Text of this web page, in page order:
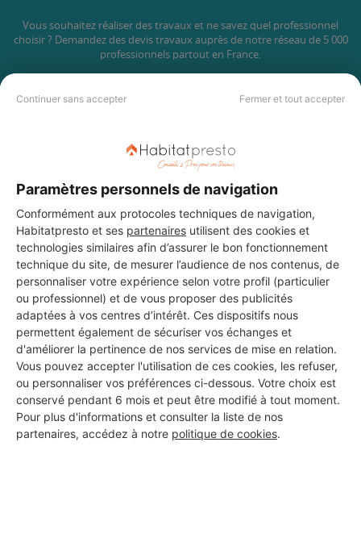
Continuer sans accepter Fermer et tout accepter
Paramètres personnels de navigation
Conformément aux protocoles techniques de navigation,
Habitatpresto et ses partenaires utilisent des cookies et
technologies similaires afin d’assurer le bon fonctionnement
technique du site, de mesurer l’audience de nos contenus, de
personnaliser votre expérience selon votre profil (particulier
ou professionnel) et de vous proposer des publicités
adaptées à vos centres d’intérêt. Ces dispositifs nous
permettent également de sécuriser vos échanges et
d'améliorer la pertinence de nos services de mise en relation.
Vous pouvez accepter l'utilisation de ces cookies, les refuser,
ou personnaliser vos préférences ci-dessous. Votre choix est
conservé pendant 6 mois et peut être modifié à tout moment.
Pour plus d'informations et consulter la liste de nos
partenaires, accédez à notre politique de cookies.
Vous souhaitez réaliser des travaux et ne savez quel professionnel
choisir ? Demandez des devis travaux auprès de notre réseau de 5 000
professionnels partout en France.
DEMANDER UN DEVIS